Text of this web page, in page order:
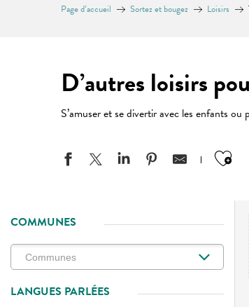
Page d’accueil Sortez et bougez Loisirs
D’autres loisirs
S’amuser et se divertir avec les enfants
COMMUNES
LANGUES PARLÉES